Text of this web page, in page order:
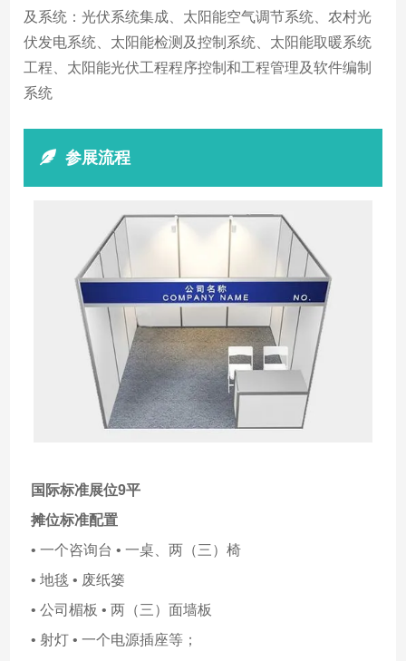
及系统：光伏系统集成、太阳能空气调节系统、农村光
伏发电系统、太阳能检测及控制系统、太阳能取暖系统
工程、太阳能光伏工程程序控制和工程管理及软件编制
系统
参展流程
国际标准展位9平
摊位标准配置
• 一个咨询台 • 一桌、两（三）椅
• 地毯 • 废纸篓
• 公司楣板 • 两（三）面墙板
• 射灯 • 一个电源插座等；